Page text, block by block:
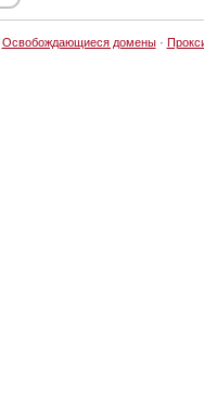
Освобождающиеся домены·